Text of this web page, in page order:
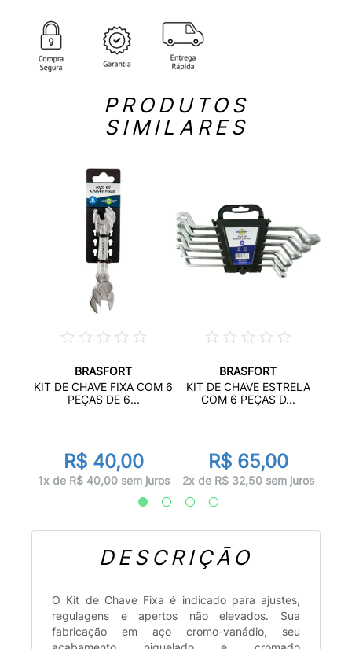
PRODUTOS
SIMILARES
BRASFORT
KIT DE CHAVE FIXA COM 6
PEÇAS DE 6...
R$ 40,00
1x de R$ 40,00 sem juros
BRASFORT
KIT DE CHAVE ESTRELA
COM 6 PEÇAS D...
R$ 65,00
2x de R$ 32,50 sem juros
DESCRIÇÃO
O Kit de Chave Fixa é indicado para ajustes,
regulagens e apertos não elevados. Sua
fabricação em aço cromo-vanádio, seu